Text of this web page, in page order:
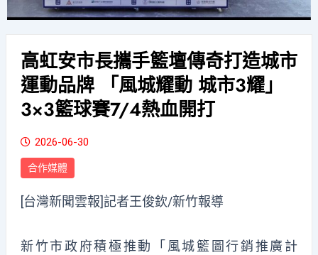
高虹安市長攜手籃壇傳奇打造城市
運動品牌 「風城耀動 城市3耀」
3×3籃球賽7/4熱血開打
2026-06-30
合作媒體
[台灣新聞雲報]記者王俊欽/新竹報導
新竹市政府積極推動「風城籃圖行銷推廣計